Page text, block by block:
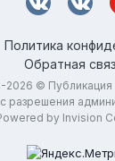
Политика
Обратная
© Публикация
с разрешения
by Invision